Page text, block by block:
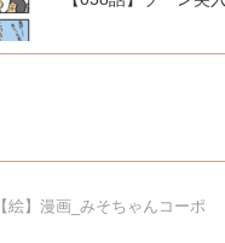
【絵】漫画_みそちゃんコーポ